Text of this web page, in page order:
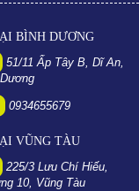
BÌNH DƯƠNG
51/11 Ấp Tây B, Dĩ An,
0934655679
VŨNG TÀU
225/3 Lưu Chí Hiếu,
10, Vũng Tàu